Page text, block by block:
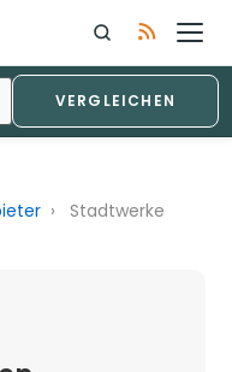
VERGLEICHEN
›
Stadtwerke